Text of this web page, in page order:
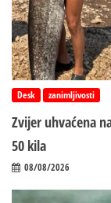
Desk zanimljivosti
Zvijer uhvaćena
50 kila
08/08/2026